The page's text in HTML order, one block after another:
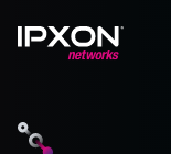
Header